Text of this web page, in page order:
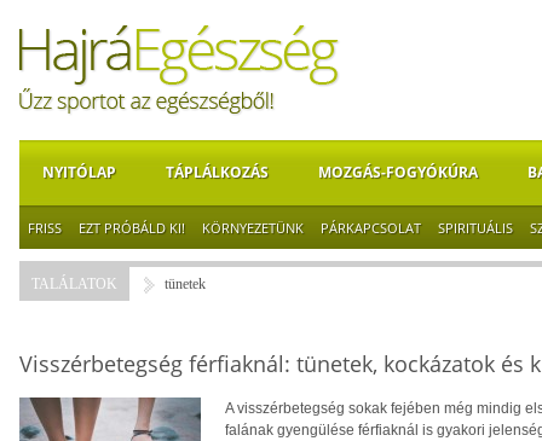
NYITÓLAP TÁPLÁLKOZÁS MOZGÁS-FOGYÓKÚRA
FRISS EZT PRÓBÁLD KI! KÖRNYEZETÜNK PÁRKAPCSOLAT SPIRITUÁLIS
TALÁLATOK tünetek
Visszérbetegség férfiaknál: tünetek, kockázatok és
A visszérbetegség sokak fejében még mindig
falának gyengülése férfiaknál is gyakori